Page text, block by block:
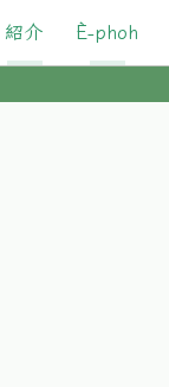
紹介 È-phoh